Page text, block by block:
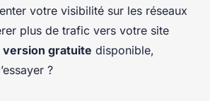
votre visibilité sur les réseaux
plus de trafic vers votre site
version gratuite disponible,
?